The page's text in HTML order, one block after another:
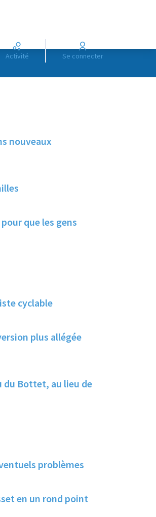
Activité Se connecter
nouveaux
que les gens
cyclable
plus allégée
du Bottet, au lieu de
problèmes
en un rond point